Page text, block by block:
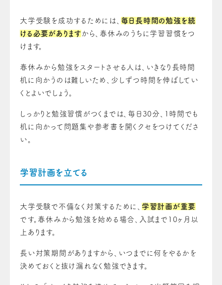
大学受験を成功するためには、 毎日長時間の勉強を続
ける必要があります から、春休みのうちに学習習慣をつ
けます。
春休みから勉強をスタートさせる人は、いきなり長時間
机に向かうのは難しいため、少しずつ時間を伸ばしてい
くとよいでしょう。
しっかりと勉強習慣がつくまでは、毎日30分、1時間でも
机に向かって問題集や参考書を開くクセをつけてくださ
い。
学習計画を立てる
大学受験で不備なく対策するために、 学習計画が重要
です。春休みから勉強を始める場合、入試まで10ヶ月以
上あります。
長い対策期間がありますから、いつまでに何をやるかを
決めておくと抜け漏れなく勉強できます。